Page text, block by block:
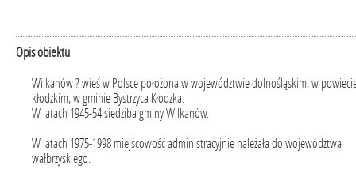
Opis obiektu
Wilkanów? wieś w Polsce położona w województwie dolnośląskim, w
kłodzkim, w gminie Bystrzyca Kłodzka.
W latach 1945-54 siedziba gminy Wilkanów.
W latach 1975-1998 miejscowość administracyjnie należała do województwa
wałbrzyskiego.